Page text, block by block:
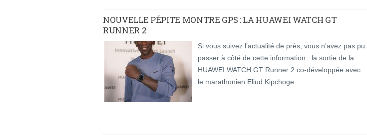
NOUVELLE PÉPITE MONTRE GPS : LA HUAWEI WATCH GT
RUNNER 2
Si vous suivez l’actualité de près, vous n’avez pas pu
passer à côté de cette information : la sortie de la
HUAWEI WATCH GT Runner 2 co-développée avec
le marathonien Eliud Kipchoge.